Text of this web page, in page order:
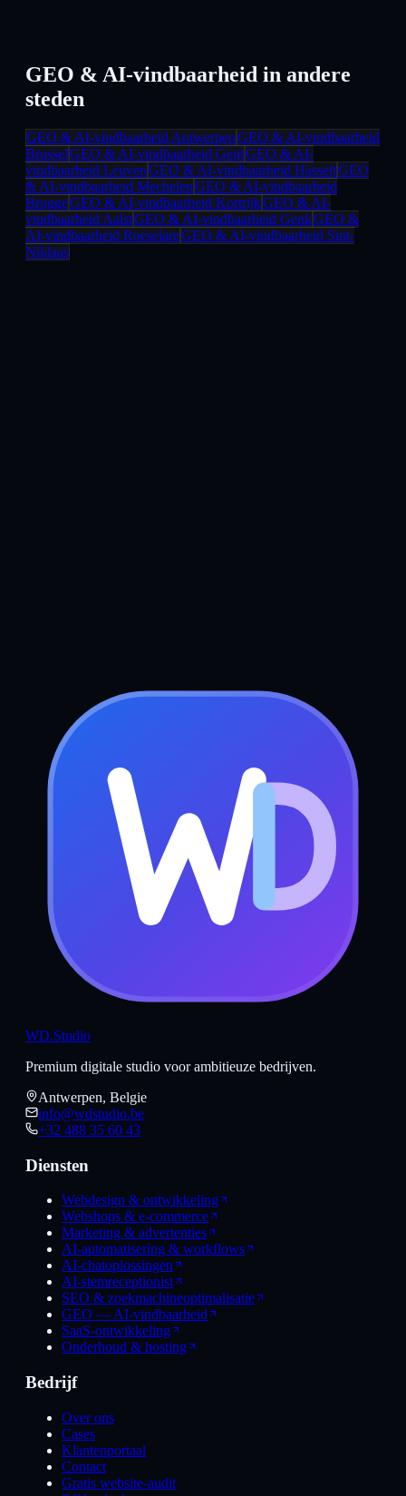
GEO & AI-vindbaarheid in andere
steden
GEO & AI-vindbaarheid AntwerpenGEO & AI-vindbaarheid
BrusselGEO & AI-vindbaarheid GentGEO & AI-
vindbaarheid LeuvenGEO & AI-vindbaarheid HasseltGEO
& AI-vindbaarheid MechelenGEO & AI-vindbaarheid
BruggeGEO & AI-vindbaarheid KortrijkGEO & AI-
vindbaarheid AalstGEO & AI-vindbaarheid GenkGEO &
AI-vindbaarheid RoeselareGEO & AI-vindbaarheid Sint-
Niklaas
WD.Studio
Premium digitale studio voor ambitieuze bedrijven.
Antwerpen, Belgie
info@wdstudio.be
+32 488 35 60 43
Diensten
Webdesign & ontwikkeling
Webshops & e-commerce
Marketing & advertenties
AI-automatisering & workflows
AI-chatoplossingen
AI-stemreceptionist
SEO & zoekmachineoptimalisatie
GEO — AI-vindbaarheid
SaaS-ontwikkeling
Onderhoud & hosting
Bedrijf
Over ons
Cases
Klantenportaal
Contact
Gratis website-audit